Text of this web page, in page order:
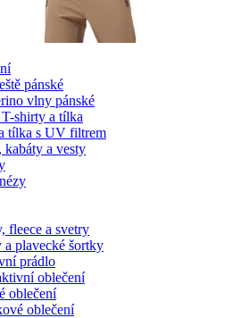
pánské
vlny pánské
shirty a tílka
tílka s UV filtrem
kabáty a vesty
fleece a svetry
a plavecké šortky
prádlo
oblečení
oblečení
oblečení